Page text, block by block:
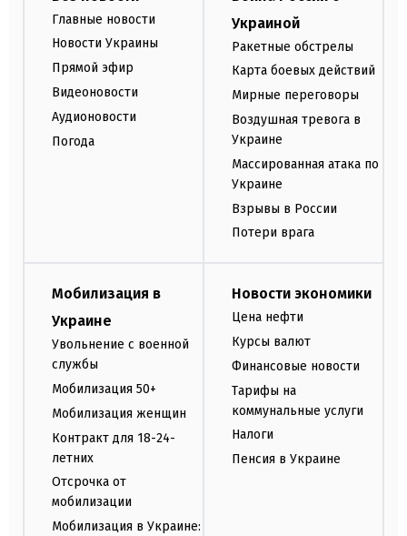
Главные новости
Новости Украины
Прямой эфир
Видеоновости
Аудионовости
Погода
Украиной
Ракетные обстрелы
Карта боевых действий
Мирные переговоры
Воздушная тревога в
Украине
Массированная атака по
Украине
Взрывы в России
Потери врага
Мобилизация в
Украине
Увольнение с военной
службы
Мобилизация 50+
Мобилизация женщин
Контракт для 18-24-
летних
Отсрочка от
мобилизации
Мобилизация в Украине:
Новости экономики
Цена нефти
Курсы валют
Финансовые новости
Тарифы на
коммунальные услуги
Налоги
Пенсия в Украине